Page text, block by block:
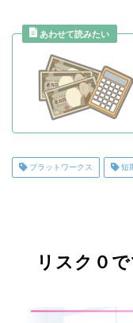
プラットワークス 短
リスク０